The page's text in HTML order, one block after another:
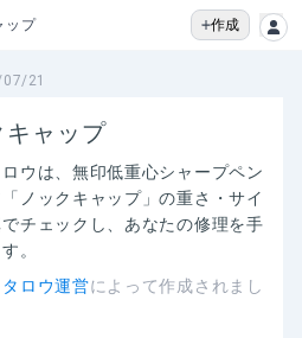
ップ 作成
21
キャップ
ウは、 無印低重心シャープペン
ノックキャップ」の重さ・サイ
チェックし、あなたの修理を手
。
ロウ運営によって作成されまし